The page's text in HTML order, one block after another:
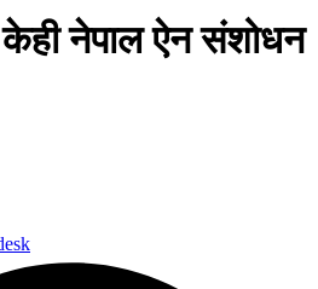
केही नेपाल ऐन संशोधन